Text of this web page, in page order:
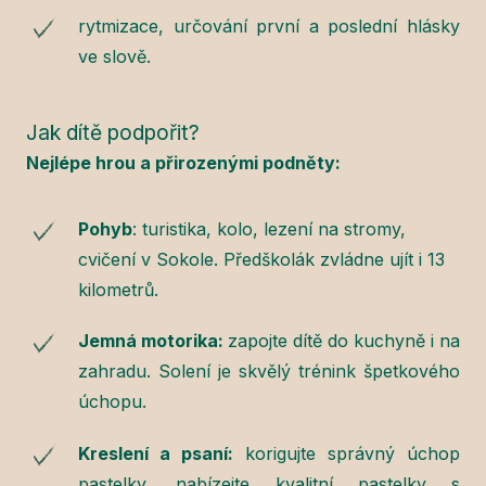
rytmizace, určování první a poslední hlásky
ve slově.
Jak dítě podpořit?
Nejlépe hrou a přirozenými podněty:
Pohyb: turistika, kolo, lezení na stromy,
cvičení v Sokole. Předškolák zvládne ujít i 13
kilometrů.
Jemná motorika: zapojte dítě do kuchyně i na
zahradu. Solení je skvělý trénink špetkového
úchopu.
Kreslení a psaní: korigujte správný úchop